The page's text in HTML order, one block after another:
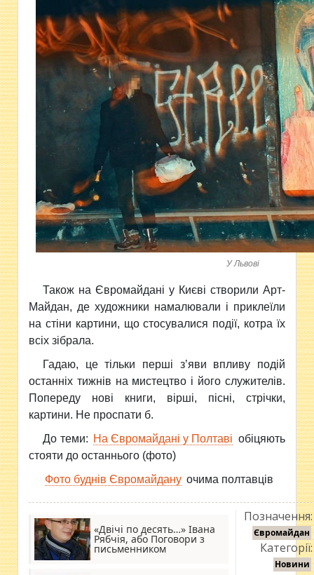
У Львові
Також на Євромайдані у Києві створили Арт-
Майдан, де художники намалювали і приклеїли
на стіни картини, що стосувалися події, котра їх
всіх зібрала.
Гадаю, це тільки перші з’яви впливу подій
останніх тижнів на мистецтво і його служителів.
Попереду нові книги, вірші, пісні, стрічки,
картини. Не проспати б.
До теми: На Євромайдані у Полтаві обіцяють
стояти до останнього (фото)
Фото буднів Євромайдану очима полтавців
«Двічі по десять…» Івана
Рябчія, або Поговори з
письменником
Позначення:
Євромайдан
Категорії:
Новини